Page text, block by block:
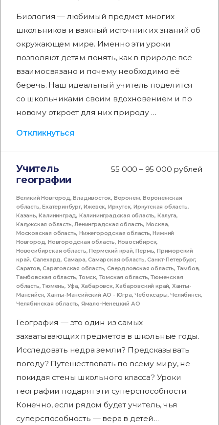
Биология — любимый предмет многих
школьников и важный источник их знаний об
окружающем мире. Именно эти уроки
позволяют детям понять, как в природе всё
взаимосвязано и почему необходимо её
беречь. Наш идеальный учитель поделится
со школьниками своим вдохновением и по
новому откроет для них природу …
Откликнуться
Учитель
географии
55 000 – 95 000 рублей
Великий Новгород,Владивосток, Воронеж,Воронежская
область,Екатеринбург,Ижевск, Иркутск,Иркутская область,
Казань,Калининград, Калининградская область, Калуга,
Калужская область,Ленинградская область, Москва,
Московская область,Нижегородская область,Нижний
Новгород,Новгородская область, Новосибирск,
Новосибирская область,Пермский край,Пермь,Приморский
край, Салехард, Самара,Самарская область,Санкт-Петербург,
Саратов,Саратовская область,Свердловская область, Тамбов,
Тамбовская область,Томск, Томская область,Тюменская
область,Тюмень, Уфа, Хабаровск,Хабаровский край, Ханты-
Мансийск,Ханты-Мансийский АО - Югра,Чебоксары,Челябинск,
Челябинская область, Ямало-Ненецкий АО
География — это один из самых
захватывающих предметов в школьные годы.
Исследовать недра земли? Предсказывать
погоду? Путешествовать по всему миру, не
покидая стены школьного класса? Уроки
географии подарят эти суперспособности.
Конечно, если рядом будет учитель, чья
суперспособность — вера в детей…